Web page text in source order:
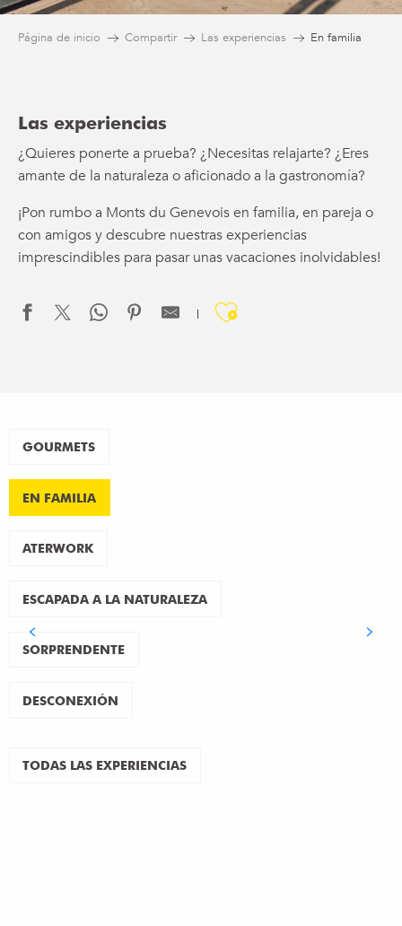
Página de inicio Compartir Las experiencias En familia
Las experiencias
¿Quieres ponerte a prueba? ¿Necesitas relajarte? ¿Eres
amante de la naturaleza o aficionado a la gastronomía?
¡Pon rumbo a Monts du Genevois en familia, en pareja o
con amigos y descubre nuestras experiencias
imprescindibles para pasar unas vacaciones inolvidables!
Ajouter aux
GOURMETS
EN FAMILIA
ATERWORK
ESCAPADA A LA NATURALEZA
SORPRENDENTE
DESCONEXIÓN
TODAS LAS EXPERIENCIAS